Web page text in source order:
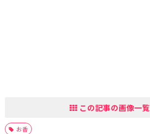
この記事の画像一覧
お香